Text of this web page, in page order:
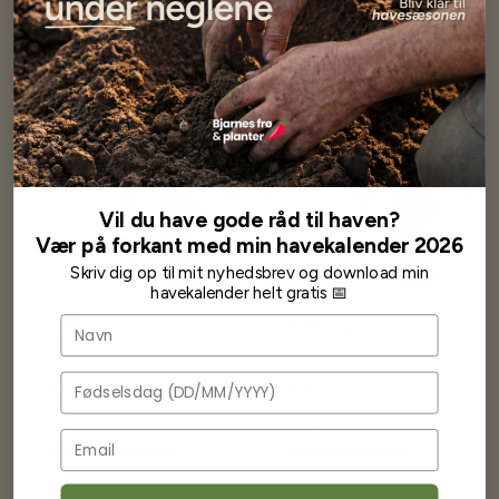
Udsolgt
.Chili Helårs kit -
Opgradering
150,00 kr
Få besked når på lager
Udsolgt
899,00 kr
Få besked når på lager
Vil du have gode råd til haven?
Vær på forkant med min havekalender 2026
Skriv dig op til mit nyhedsbrev og download min
havekalender helt gratis 📅
Navn
Fødselsdag